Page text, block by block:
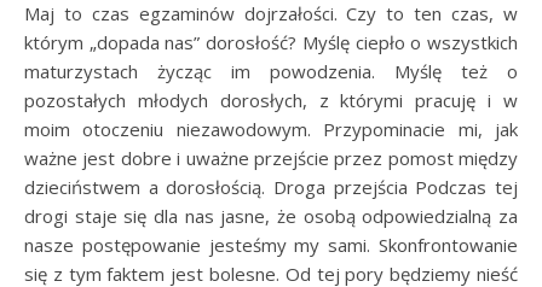
Maj to czas egzaminów dojrzałości. Czy to ten czas, w
którym „dopada nas” dorosłość? Myślę ciepło o wszystkich
maturzystach życząc im powodzenia. Myślę też o
pozostałych młodych dorosłych, z którymi pracuję i w
moim otoczeniu niezawodowym. Przypominacie mi, jak
ważne jest dobre i uważne przejście przez pomost między
dzieciństwem a dorosłością. Droga przejścia Podczas tej
drogi staje się dla nas jasne, że osobą odpowiedzialną za
nasze postępowanie jesteśmy my sami. Skonfrontowanie
się z tym faktem jest bolesne. Od tej pory będziemy nieść